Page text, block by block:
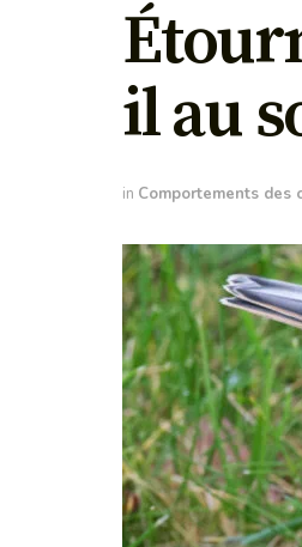
il au
in Comportements des